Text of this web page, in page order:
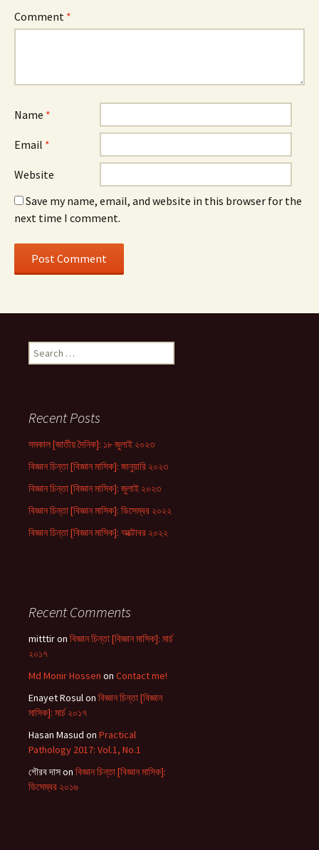
Comment *
Name *
Email *
Website
Save my name, email, and website in this browser for the
next time I comment.
Search
for:
Recent Posts
সমকাল [জাতীয় দৈনিক]: ১৮ জুলাই ২০২৩
বিজ্ঞান চিন্তা [বিজ্ঞান মাসিক]: জানুয়ারি ২০২৩
বিজ্ঞান চিন্তা [বিজ্ঞান মাসিক]: জুলাই ২০২৩
বিজ্ঞান চিন্তা [বিজ্ঞান মাসিক]: ডিসেম্বর ২০২২
বিজ্ঞান চিন্তা [বিজ্ঞান মাসিক]: অক্টোবর ২০২২
Recent Comments
mitttiron বিজ্ঞান চিন্তা [বিজ্ঞান মাসিক]: মার্চ
২০১৭
Md Monir Hossen on Contact me!
Enayet Rosulon বিজ্ঞান চিন্তা [বিজ্ঞান
মাসিক]: মার্চ ২০১৭
Hasan Masud on Practical
Pathology 2017: Vol.1, No.1
গৌরব দাসon বিজ্ঞান চিন্তা [বিজ্ঞান মাসিক]:
ডিসেম্বর ২০১৬